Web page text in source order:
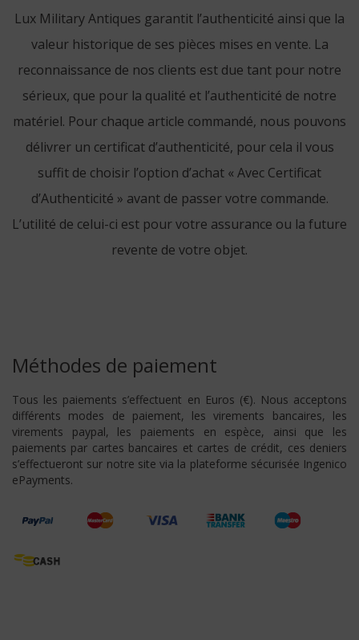
Lux Military Antiques garantit l’authenticité ainsi que la
valeur historique de ses pièces mises en vente. La
reconnaissance de nos clients est due tant pour notre
sérieux, que pour la qualité et l’authenticité de notre
matériel. Pour chaque article commandé, nous pouvons
délivrer un certificat d’authenticité, pour cela il vous
suffit de choisir l’option d’achat « Avec Certificat
d’Authenticité » avant de passer votre commande.
L’utilité de celui-ci est pour votre assurance ou la future
revente de votre objet.
Méthodes de paiement
Tous les paiements s’effectuent en Euros (€). Nous acceptons
différents modes de paiement, les virements bancaires, les
virements paypal, les paiements en espèce, ainsi que les
paiements par cartes bancaires et cartes de crédit, ces deniers
s’effectueront sur notre site via la plateforme sécurisée Ingenico
ePayments.